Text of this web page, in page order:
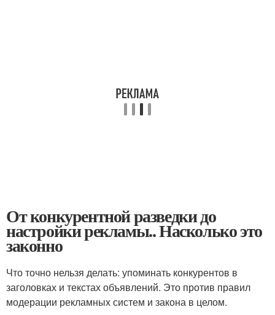
От конкурентной разведки до
настройки рекламы.. Насколько это
законно
Что точно нельзя делать: упоминать конкурентов в
заголовках и текстах объявлений. Это против правил
модерации рекламных систем и закона в целом.